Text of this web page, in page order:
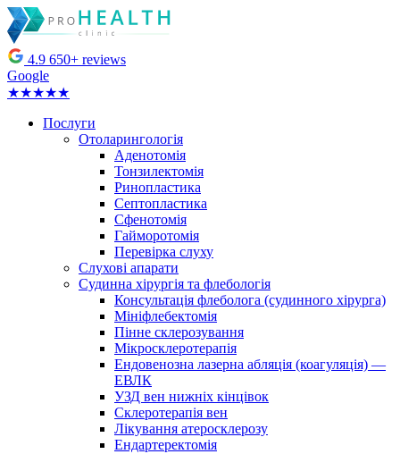
4.9 650+ reviews
Google
★★★★★
Послуги
Отоларингологія
Аденотомія
Тонзилектомія
Ринопластика
Септопластика
Сфенотомія
Гайморотомія
Перевірка слуху
Слухові апарати
Судинна хірургія та флебологія
Консультація флеболога (судинного хірурга)
Мініфлебектомія
Пінне склерозування
Мікросклеротерапія
Ендовенозна лазерна абляція (коагуляція) —
ЕВЛК
УЗД вен нижніх кінцівок
Склеротерапія вен
Лікування атеросклерозу
Ендартеректомія